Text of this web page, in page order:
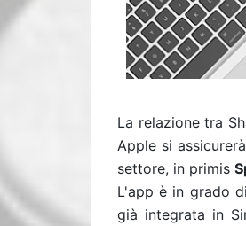
La relazione tra
Apple si
settore, in primis
L'app è in grado
già integrata in